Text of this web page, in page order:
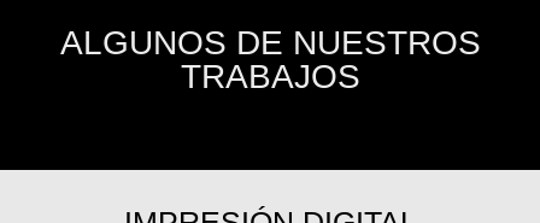
ALGUNOS DE NUESTROS
TRABAJOS